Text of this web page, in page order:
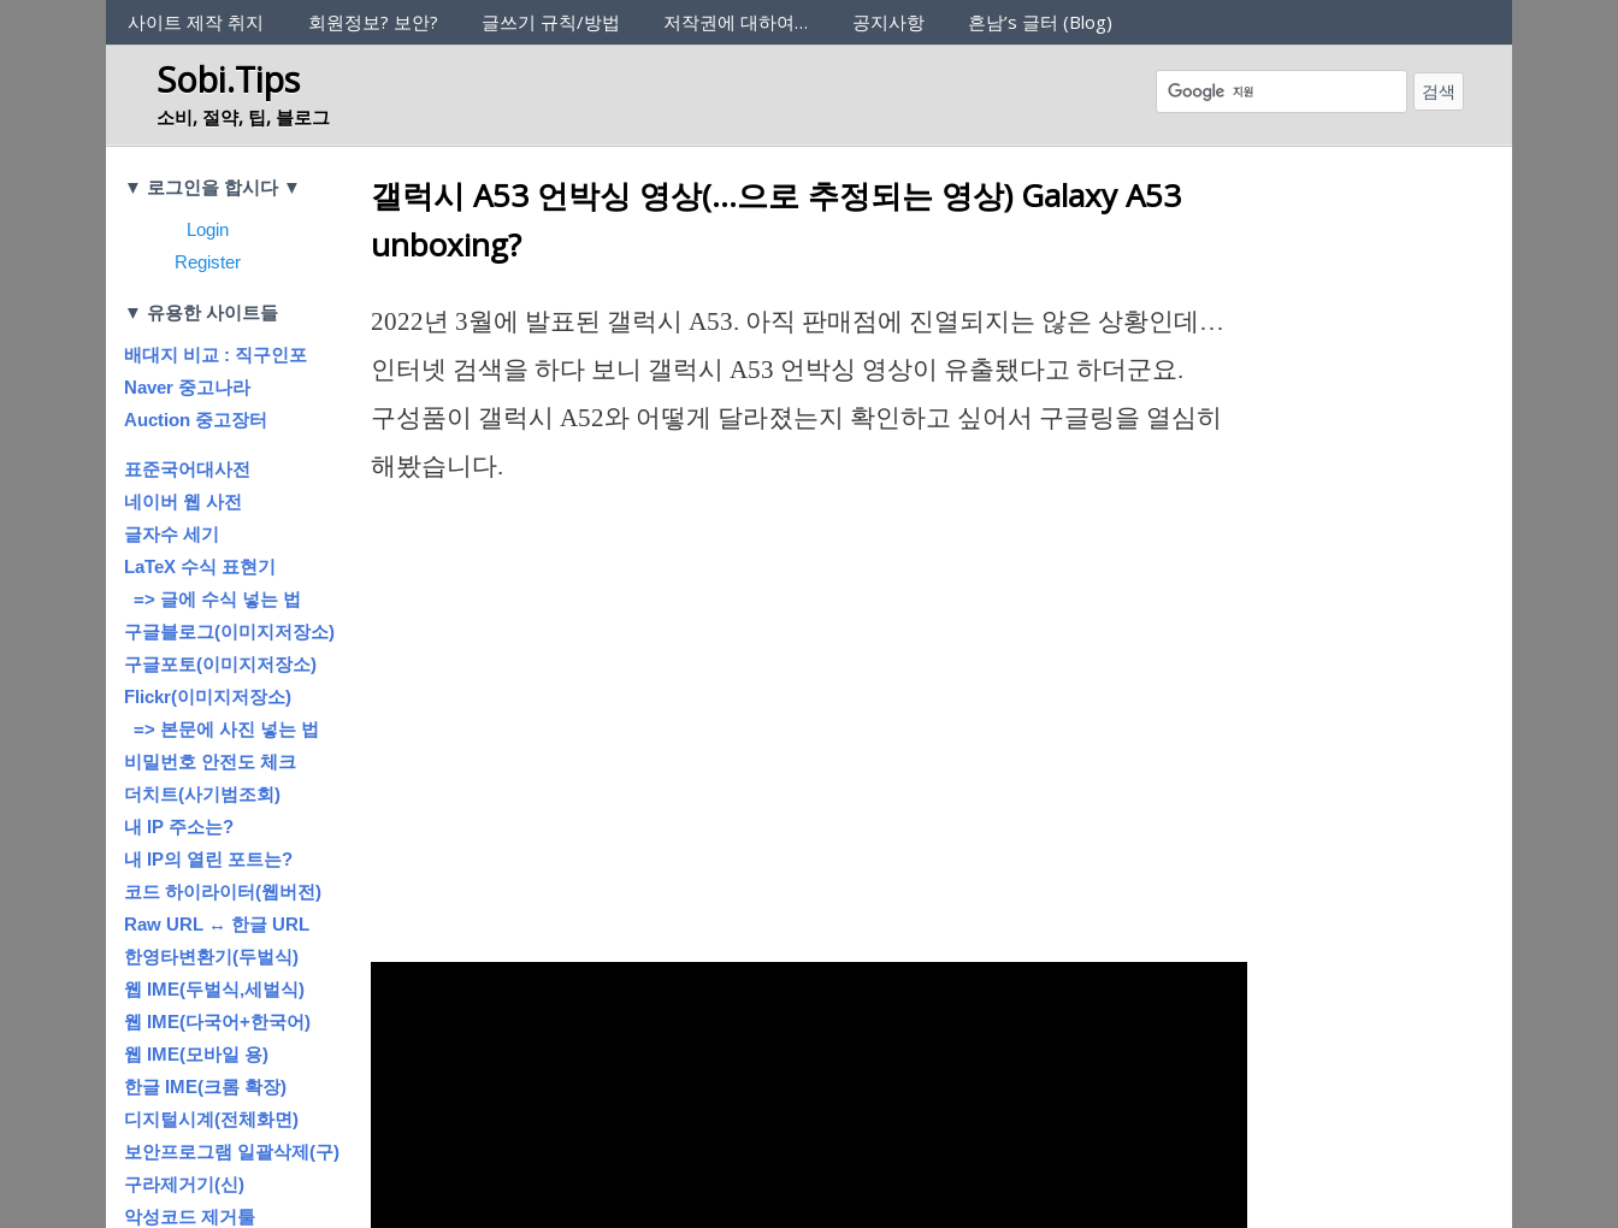
사이트의 정체성
사이트 제작 취지 회원정보? 보안? 글쓰기 규칙/방법 저작권에 대하여… 공지사항 흔남’s 글터 (Blog)
Sobi.Tips
소비, 절약, 팁, 블로그
Categories
갤럭시 A53 언박싱 영상(…으로 추정되는 영상) Galaxy A53
unboxing?
2022년 3월에 발표된 갤럭시 A53. 아직 판매점에 진열되지는 않은 상황인데…
인터넷 검색을 하다 보니 갤럭시 A53 언박싱 영상이 유출됐다고 하더군요.
구성품이 갤럭시 A52와 어떻게 달라졌는지 확인하고 싶어서 구글링을 열심히
해봤습니다.
▼ 로그인을 합시다 ▼
Login
Register
▼ 유용한 사이트들
배대지 비교 : 직구인포
Naver 중고나라
Auction 중고장터
표준국어대사전
네이버 웹 사전
글자수 세기
LaTeX 수식 표현기
=> 글에 수식 넣는 법
구글블로그(이미지저장소)
구글포토(이미지저장소)
Flickr(이미지저장소)
=> 본문에 사진 넣는 법
비밀번호 안전도 체크
더치트(사기범조회)
내 IP 주소는?
내 IP의 열린 포트는?
코드 하이라이터(웹버전)
Raw URL ↔ 한글 URL
한영타변환기(두벌식)
웹 IME(두벌식,세벌식)
웹 IME(다국어+한국어)
웹 IME(모바일 용)
한글 IME(크롬 확장)
디지털시계(전체화면)
보안프로그램 일괄삭제(구)
구라제거기(신)
악성코드 제거툴